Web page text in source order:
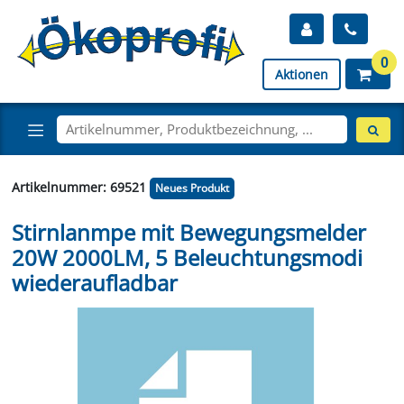
Aktionen
0
Artikelnummer: 69521 Neues Produkt
Stirnlanmpe mit Bewegungsmelder
20W 2000LM, 5 Beleuchtungsmodi
wiederaufladbar